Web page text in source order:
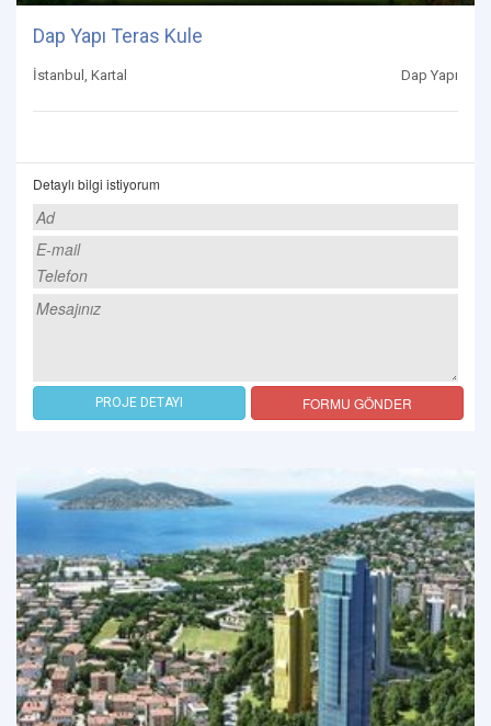
Dap Yapı Teras Kule
İstanbul, Kartal Dap Yapı
Detaylı bilgi istiyorum
PROJE DETAYI FORMU GÖNDER